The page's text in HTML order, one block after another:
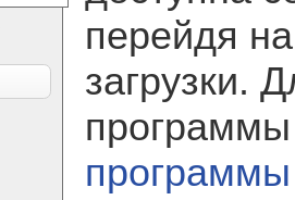
перейдя
загрузки.
программы